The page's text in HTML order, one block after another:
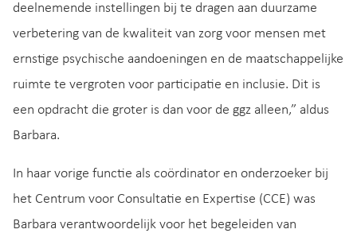
deelnemende instellingen bij te dragen aan duurzame
verbetering van de kwaliteit van zorg voor mensen met
ernstige psychische aandoeningen en de maatschappelijke
ruimte te vergroten voor participatie en inclusie. Dit is
een opdracht die groter is dan voor de ggz alleen,” aldus
Barbara.
In haar vorige functie als coördinator en onderzoeker bij
het Centrum voor Consultatie en Expertise (CCE) was
Barbara verantwoordelijk voor het begeleiden van